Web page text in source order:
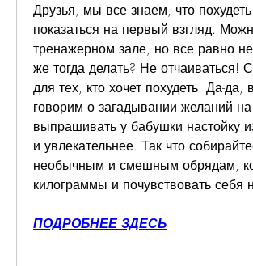
Друзья, мы все знаем, что
показаться на первый взгляд.
тренажерном зале, но все равно
же тогда делать? Не
для тех, кто хочет похудеть. Да-
говорим о загадывании желаний
выпрашивать у бабушки настойку
и увлекательнее. Так что
необычным и смешным обрядам,
килограммы и почувствовать
ПОДРОБНЕЕ ЗДЕСЬ